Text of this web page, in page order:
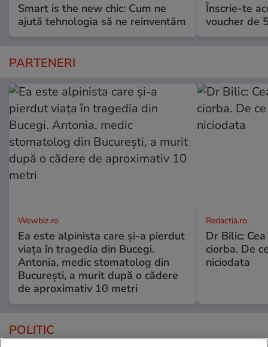
Smart is the new chic: Cum ne
ajută tehnologia să ne reinventăm
Înscrie-te
voucher de
PARTENERI
Wowbiz.ro
Ea este alpinista care și-a pierdut
viața în tragedia din Bucegi.
Antonia, medic stomatolog din
București, a murit după o cădere
de aproximativ 10 metri
Redactia.ro
Dr Bilic:
ciorba. De
niciodata
POLITIC